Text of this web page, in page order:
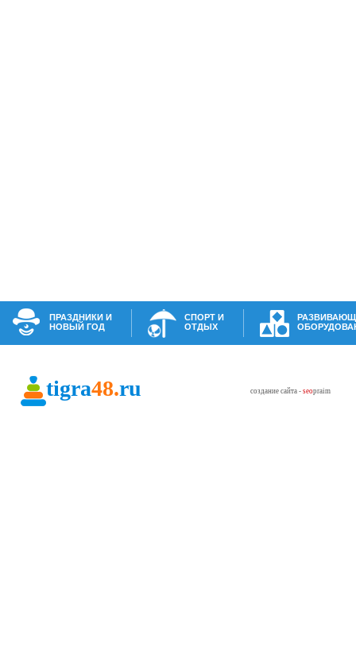
ПРАЗДНИКИ И
НОВЫЙ ГОД
СПОРТ И
ОТДЫХ
tigra48.ru создание сайта - seopraim